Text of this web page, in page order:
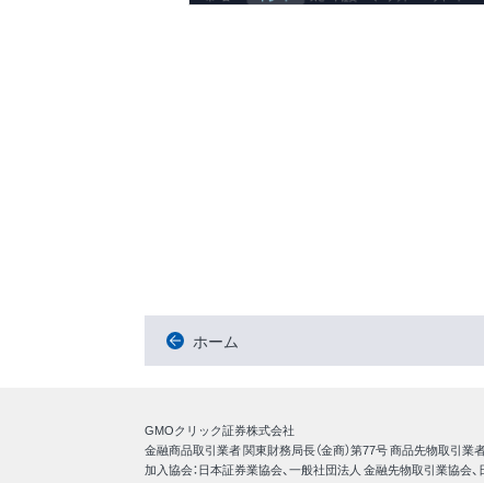
ホーム
GMOクリック証券株式会社
金融商品取引業者 関東財務局長（金商）第77号 商品先物取引
加入協会：日本証券業協会、一般社団法人 金融先物取引業協会